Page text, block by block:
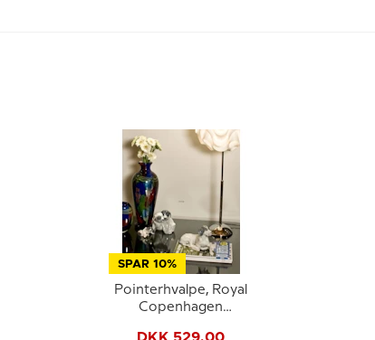
SPAR 10%
Pointerhvalpe, Royal
Copenhagen
DKK 529,00